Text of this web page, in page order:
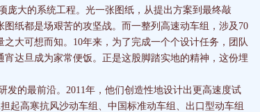
大的系统工程。光一张图纸，从提出方案到最终敲
纸都是场艰苦的攻坚战。而一整列高速动车组，涉及70
大可想而知。10年来，为了完成一个个设计任务，团队
达旦成为家常便饭。正是这股脚踏实地的精神，这份埋
的最前沿。2011年，他们创造性地设计出更高速度试
起高寒抗风沙动车组、中国标准动车组、出口型动车组